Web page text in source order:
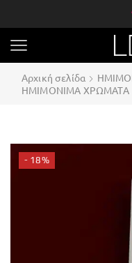
Αρχική σελίδα
ΗΜΙΜΟΝΙΜΑ ΧΡΩΜΑΤΑ
- 18%